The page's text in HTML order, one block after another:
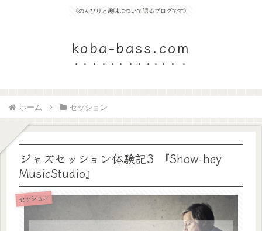
《のんびりと趣味について語るブログです》
koba-bass.com
ホーム セッション
ジャズセッション体験記3 『Show-hey
MusicStudio』
セッション